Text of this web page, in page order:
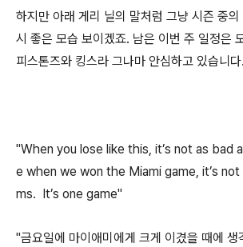
하지만 아래 게리 닐의 말처럼 그냥 시즌 중
시 좋은 모습 보이겠죠. 남은 이번 주 일정은
피스톤즈와 킹스라 그나마 안심하고 있습니다
"When you lose like this, it’s not as bad
e when we won the Miami game, it’s
ms. It’s one game"
"금요일에 마이애미에게 크게 이겼을 때에 생